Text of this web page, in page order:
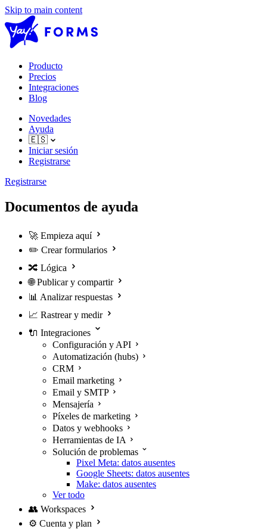
Skip to main content
Producto
Precios
Integraciones
Blog
Novedades
Ayuda
🇪🇸
Iniciar sesión
Registrarse
Registrarse
Documentos de ayuda
🚀 Empieza aquí
✏️ Crear formularios
🔀 Lógica
🌐 Publicar y compartir
📊 Analizar respuestas
📈 Rastrear y medir
🔌 Integraciones
Configuración y API
Automatización (hubs)
CRM
Email marketing
Email y SMTP
Mensajería
Píxeles de marketing
Datos y webhooks
Herramientas de IA
Solución de problemas
Pixel Meta: datos ausentes
Google Sheets: datos ausentes
Make: datos ausentes
Ver todo
👥 Workspaces
⚙️ Cuenta y plan